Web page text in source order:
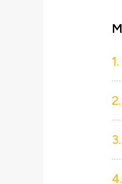
1.
2.
3.
4.